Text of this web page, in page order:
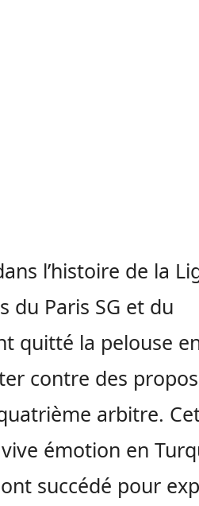
l’histoire de la
du Paris SG et du
quitté la pelouse
contre des propos
arbitre.
émotion en
succédé pour